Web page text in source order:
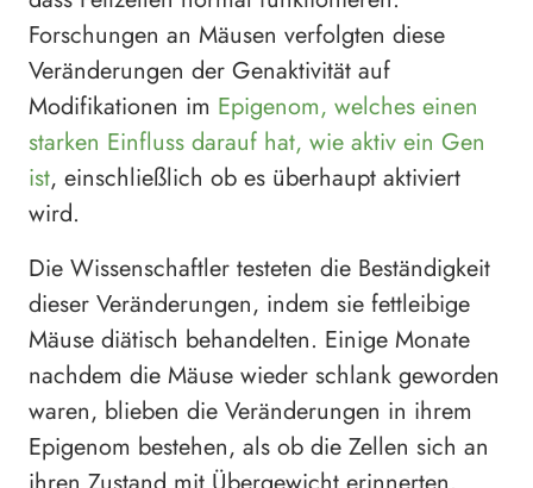
Forschungen an Mäusen verfolgten diese
Veränderungen der Genaktivität auf
Modifikationen im Epigenom, welches einen
starken Einfluss darauf hat, wie aktiv ein Gen
ist, einschließlich ob es überhaupt aktiviert
wird.
Die Wissenschaftler testeten die Beständigkeit
dieser Veränderungen, indem sie fettleibige
Mäuse diätisch behandelten. Einige Monate
nachdem die Mäuse wieder schlank geworden
waren, blieben die Veränderungen in ihrem
Epigenom bestehen, als ob die Zellen sich an